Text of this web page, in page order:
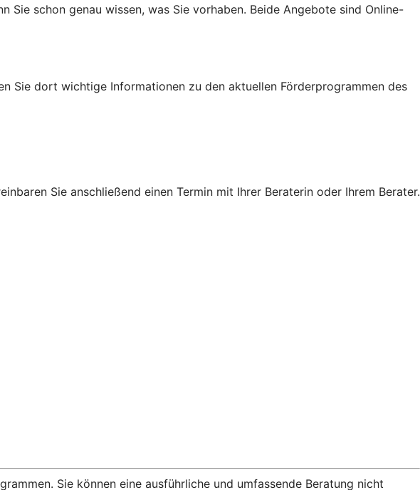
schon genau wissen, was Sie vorhaben. Beide Angebote sind Online-
Sie dort wichtige Informationen zu den aktuellen Förderprogrammen des
Sie anschließend einen Termin mit Ihrer Beraterin oder Ihrem Berater.
Sie können eine ausführliche und umfassende Beratung nicht